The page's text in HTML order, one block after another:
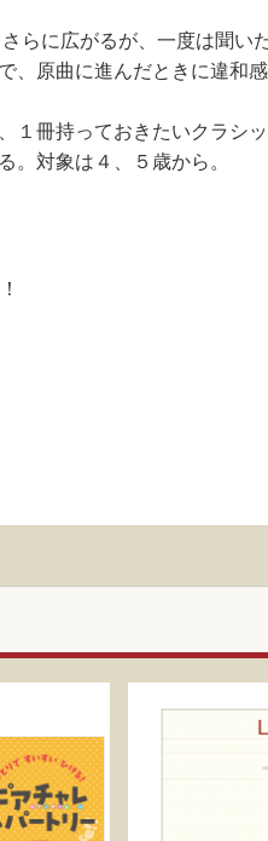
らに広がるが、一度は聞い
、原曲に進んだときに違和
１冊持っておきたいクラシ
。対象は４、５歳から。